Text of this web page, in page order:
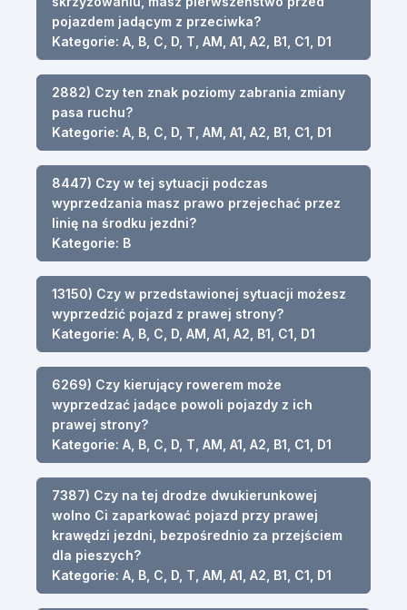
pojazdem jadącym z przeciwka?
Kategorie: A, B, C, D, T, AM, A1, A2, B1, C1, D1
2882) Czy ten znak poziomy zabrania zmiany
pasa ruchu?
Kategorie: A, B, C, D, T, AM, A1, A2, B1, C1, D1
8447) Czy w tej sytuacji podczas
wyprzedzania masz prawo przejechać przez
linię na środku jezdni?
Kategorie: B
13150) Czy w przedstawionej sytuacji możesz
wyprzedzić pojazd z prawej strony?
Kategorie: A, B, C, D, AM, A1, A2, B1, C1, D1
6269) Czy kierujący rowerem może
wyprzedzać jadące powoli pojazdy z ich
prawej strony?
Kategorie: A, B, C, D, T, AM, A1, A2, B1, C1, D1
7387) Czy na tej drodze dwukierunkowej
wolno Ci zaparkować pojazd przy prawej
krawędzi jezdni, bezpośrednio za przejściem
dla pieszych?
Kategorie: A, B, C, D, T, AM, A1, A2, B1, C1, D1